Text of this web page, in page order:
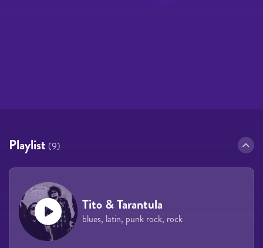
Playlist (9)
Tito & Tarantula
blues, latin, punk rock, rock